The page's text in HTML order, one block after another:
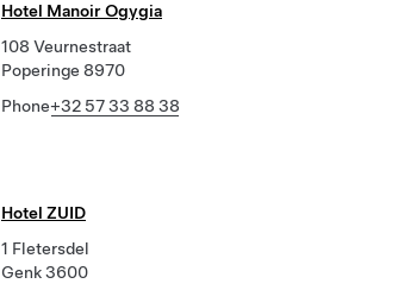
Hotel Manoir Ogygia
108 Veurnestraat
Poperinge 8970
Phone+32 57 33 88 38
Hotel ZUID
1 Fletersdel
Genk 3600